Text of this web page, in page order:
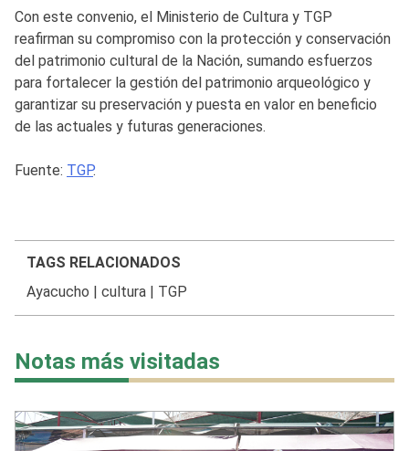
Con este convenio, el Ministerio de Cultura y TGP
reafirman su compromiso con la protección y conservación
del patrimonio cultural de la Nación, sumando esfuerzos
para fortalecer la gestión del patrimonio arqueológico y
garantizar su preservación y puesta en valor en beneficio
de las actuales y futuras generaciones.
Fuente: TGP.
TAGS RELACIONADOS
Ayacucho
cultura| TGP
Notas más visitadas